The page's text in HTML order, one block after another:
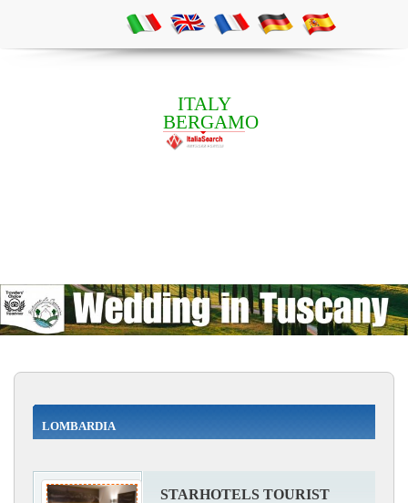
ITALY
BERGAMO
LOMBARDIA
STARHOTELS TOURIST